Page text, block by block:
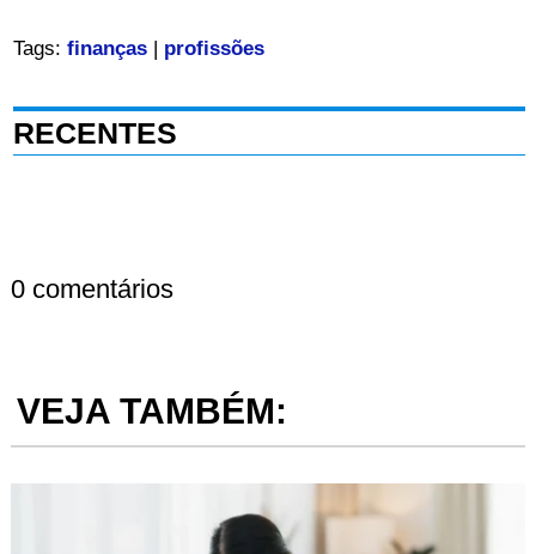
Tags: finanças| profissões
RECENTES
0 comentários
VEJA TAMBÉM: